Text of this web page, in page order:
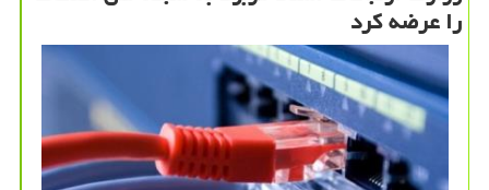
را عرضه كرد